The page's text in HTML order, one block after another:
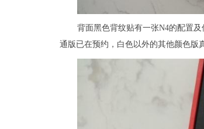
背面黑色背纹贴有一张N4的配置
通版已在预约，白色以外的其他颜色版